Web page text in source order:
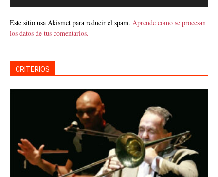
Este sitio usa Akismet para reducir el spam. Aprende cómo se procesan
los datos de tus comentarios.
CRITERIOS